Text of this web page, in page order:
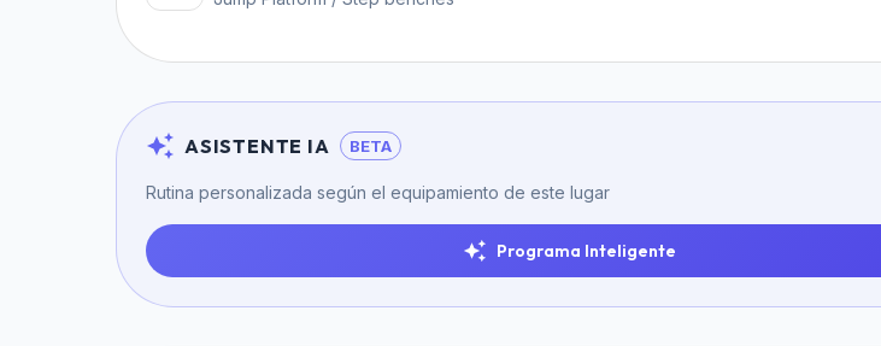
ASISTENTE IA BETA
Rutina personalizada según el equipamiento de este lugar
Programa Inteligente